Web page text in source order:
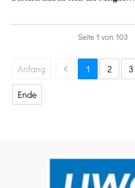
Seite 1 von 103
Anfang 1 2 3
Ende